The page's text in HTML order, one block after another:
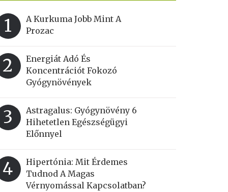
1
A Kurkuma Jobb Mint A
Prozac
2
Energiát Adó És
Koncentrációt Fokozó
Gyógynövények
3
Astragalus: Gyógynövény 6
Hihetetlen Egészségügyi
Előnnyel
4
Hipertónia: Mit Érdemes
Tudnod A Magas
Vérnyomással Kapcsolatban?